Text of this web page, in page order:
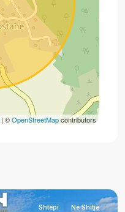
| ©OpenStreetMapcontributors
Shtëpi Në Shitje